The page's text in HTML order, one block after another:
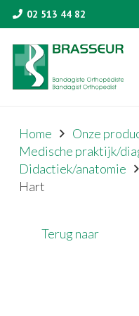
02 513 44 82
Home
Onze
Medische praktijk/
Didactiek/anatomie
Hart
Terug naar